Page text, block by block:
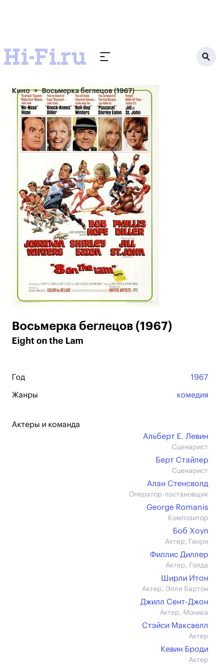
Кино Восьмерка беглецов (1967)
Восьмерка беглецов (1967)
Eight on the Lam
Год 1967
Жанры комедия
Актеры и команда
Альберт Е. Левин
Сценарист
Берт Стайлер
Сценарист
Алан Стенсволд
Оператор-постановщик
George Romanis
Композитор
Боб Хоуп
Актер, Генри
Филлис Диллер
Актер, Голда
Ширли Итон
Актер, Элли Бартон
Джилл Сент-Джон
Актер, Моника
Стэйси Максвелл
Актер
Кевин Броди
Актер